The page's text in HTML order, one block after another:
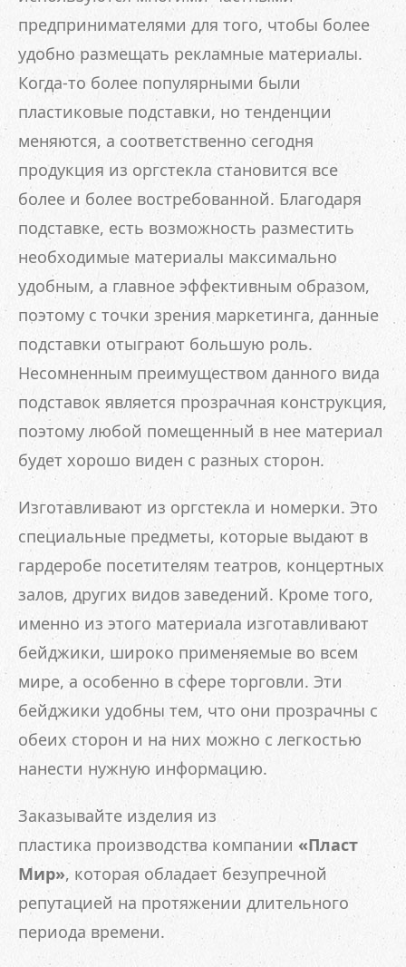
предпринимателями для того, чтобы более
удобно размещать рекламные материалы.
Когда-то более популярными были
пластиковые подставки, но тенденции
меняются, а соответственно сегодня
продукция из оргстекла становится все
более и более востребованной. Благодаря
подставке, есть возможность разместить
необходимые материалы максимально
удобным, а главное эффективным образом,
поэтому с точки зрения маркетинга, данные
подставки отыграют большую роль.
Несомненным преимуществом данного вида
подставок является прозрачная конструкция,
поэтому любой помещенный в нее материал
будет хорошо виден с разных сторон.
Изготавливают из оргстекла и номерки. Это
специальные предметы, которые выдают в
гардеробе посетителям театров, концертных
залов, других видов заведений. Кроме того,
именно из этого материала изготавливают
бейджики, широко применяемые во всем
мире, а особенно в сфере торговли. Эти
бейджики удобны тем, что они прозрачны с
обеих сторон и на них можно с легкостью
нанести нужную информацию.
Заказывайте изделия из
пластика производства компании «Пласт
Мир», которая обладает безупречной
репутацией на протяжении длительного
периода времени.